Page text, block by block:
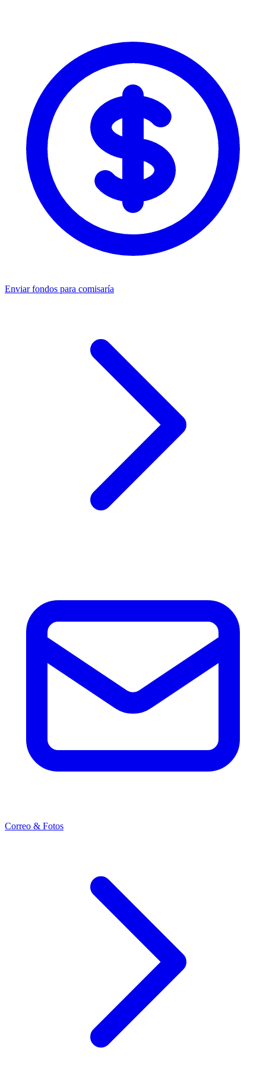
Enviar fondos para comisaría
Correo & Fotos